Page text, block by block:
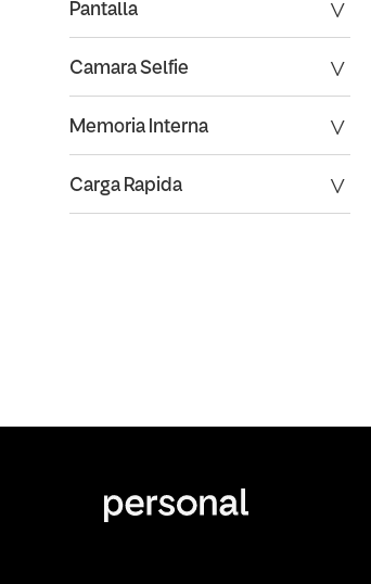
Pantalla
Carga Rapida
Camara Selfie
Memoria Interna